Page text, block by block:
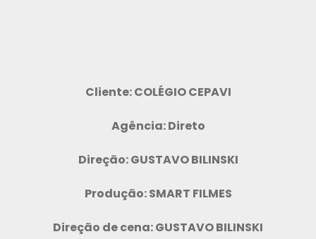
Cliente: COLÉGIO CEPAVI
Agência: Direto
Direção: GUSTAVO BILINSKI
Produção: SMART FILMES
Direção de cena: GUSTAVO BILINSKI